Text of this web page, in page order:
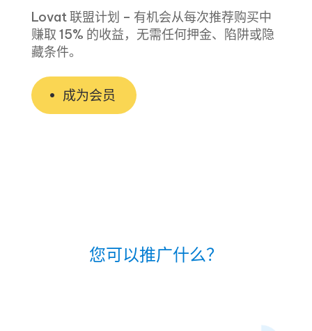
Lovat 联盟计划 – 有机会从每次推荐购买中
赚取 15% 的收益，无需任何押金、陷阱或隐
藏条件。
成为会员
您可以推广什么？